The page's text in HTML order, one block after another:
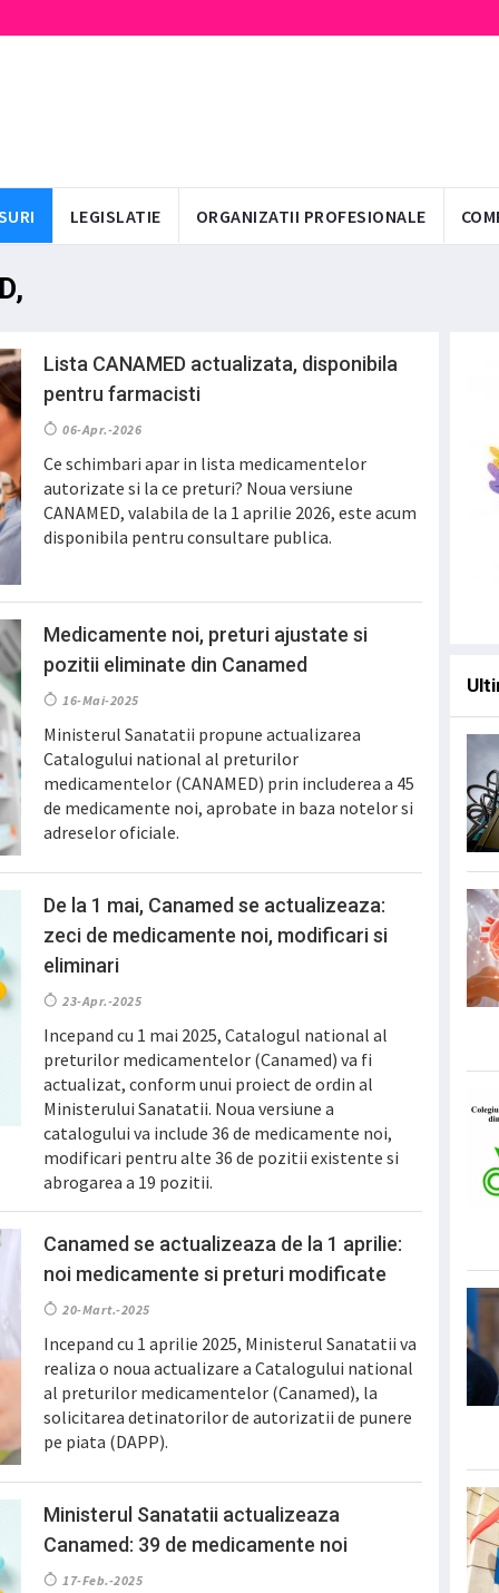
LEGISLATIE ORGANIZATII PROFESIONALE
Lista CANAMED actualizata, disponibila
pentru farmacisti
06-Apr.-2026
Ce schimbari apar in lista medicamentelor
autorizate si la ce preturi? Noua versiune
CANAMED, valabila de la 1 aprilie 2026, este acum
disponibila pentru consultare publica.
Medicamente noi, preturi ajustate si
pozitii eliminate din Canamed
16-Mai-2025
Ministerul Sanatatii propune actualizarea
Catalogului national al preturilor
medicamentelor (CANAMED) prin includerea a 45
de medicamente noi, aprobate in baza notelor si
adreselor oficiale.
De la 1 mai, Canamed se actualizeaza:
zeci de medicamente noi, modificari si
eliminari
23-Apr.-2025
Incepand cu 1 mai 2025, Catalogul national al
preturilor medicamentelor (Canamed) va fi
actualizat, conform unui proiect de ordin al
Ministerului Sanatatii. Noua versiune a
catalogului va include 36 de medicamente noi,
modificari pentru alte 36 de pozitii existente si
abrogarea a 19 pozitii.
Canamed se actualizeaza de la 1 aprilie:
noi medicamente si preturi modificate
20-Mart.-2025
Incepand cu 1 aprilie 2025, Ministerul Sanatatii va
realiza o noua actualizare a Catalogului national
al preturilor medicamentelor (Canamed), la
solicitarea detinatorilor de autorizatii de punere
pe piata (DAPP).
Ministerul Sanatatii actualizeaza
Canamed: 39 de medicamente noi
17-Feb.-2025